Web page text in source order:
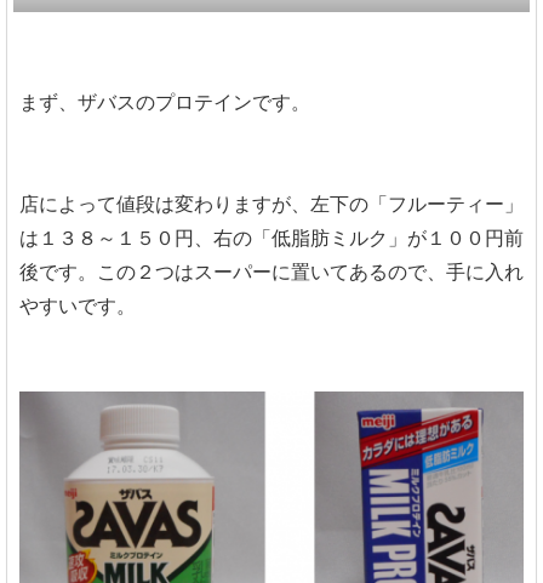
まず、ザバスのプロテインです。
店によって値段は変わりますが、左下の「フルーティー」
は１３８～１５０円、右の「低脂肪ミルク」が１００円前
後です。この２つはスーパーに置いてあるので、手に入れ
やすいです。